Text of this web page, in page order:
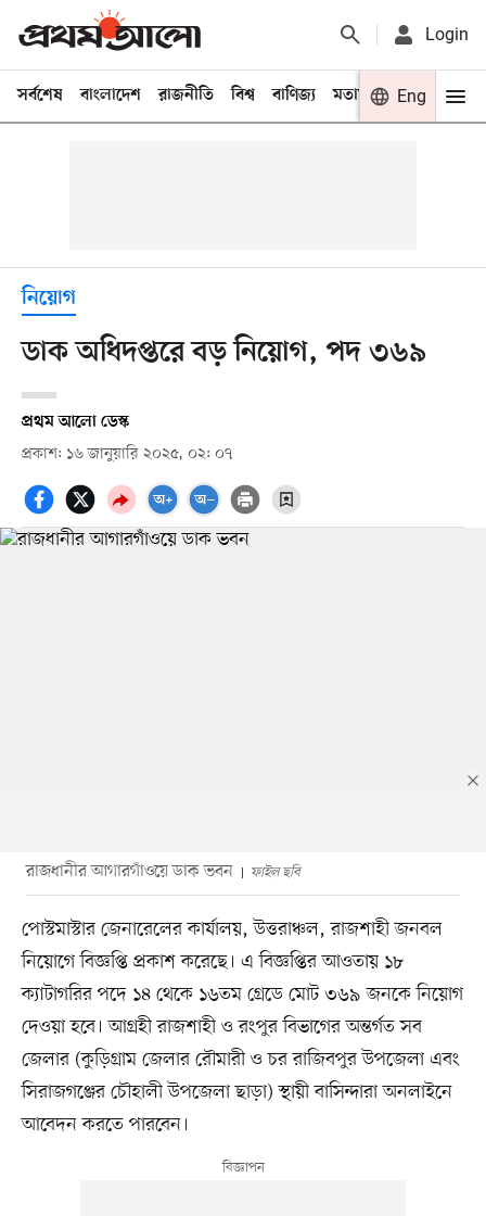
Login
সর্বশেষ বাংলাদেশ রাজনীতি বিশ্ব বাণিজ্য মতামত খেলা
Eng
নিয়োগ
ডাক অধিদপ্তরে বড় নিয়োগ, পদ ৩৬৯
প্রথম আলো ডেস্ক
প্রকাশ: ১৬ জানুয়ারি ২০২৫, ০২: ০৭
রাজধানীর আগারগাঁওয়ে ডাক ভবন ফাইল ছবি
পোস্টমাস্টার জেনারেলের কার্যালয়, উত্তরাঞ্চল, রাজশাহী জনবল
নিয়োগে বিজ্ঞপ্তি প্রকাশ করেছে। এ বিজ্ঞপ্তির আওতায় ১৮
ক্যাটাগরির পদে ১৪ থেকে ১৬তম গ্রেডে মোট ৩৬৯ জনকে নিয়োগ
দেওয়া হবে। আগ্রহী রাজশাহী ও রংপুর বিভাগের অন্তর্গত সব
জেলার (কুড়িগ্রাম জেলার রৌমারী ও চর রাজিবপুর উপজেলা এবং
সিরাজগঞ্জের চৌহালী উপজেলা ছাড়া) স্থায়ী বাসিন্দারা অনলাইনে
আবেদন করতে পারবেন।